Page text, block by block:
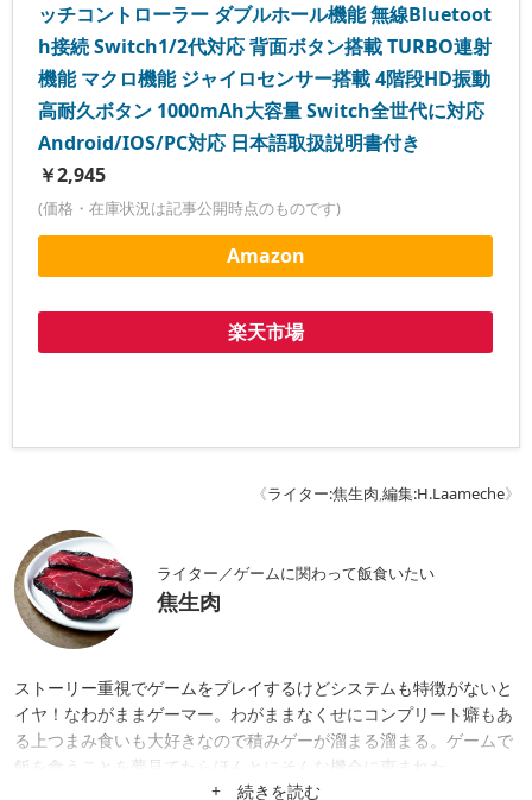
ッチコントローラー ダブルホール機能 無線Bluetoot
h接続 Switch1/2代対応 背面ボタン搭載 TURBO連射
機能 マクロ機能 ジャイロセンサー搭載 4階段HD振動
高耐久ボタン 1000mAh大容量 Switch全世代に対応
Android/IOS/PC対応 日本語取扱説明書付き
￥2,945
(価格・在庫状況は記事公開時点のものです)
Amazon
楽天市場
《ライター:焦生肉,編集:H.Laameche》
ライター／ゲームに関わって飯食いたい
焦生肉
ストーリー重視でゲームをプレイするけどシステムも特徴がないと
イヤ！なわがままゲーマー。わがままなくせにコンプリート癖もあ
る上つまみ食いも大好きなので積みゲーが溜まる溜まる。ゲームで
飯を食うことを夢見てたらほんとにそんな機会に恵まれた。
+ 続きを読む